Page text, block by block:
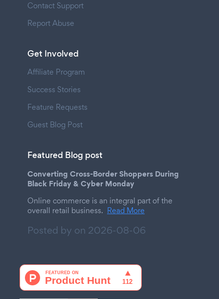
Contact Support
Report Abuse
Get Involved
Affiliate Program
Success Stories
Feature Requests
Guest Blog Post
Featured Blog post
Converting Cross-Border Shoppers During
Black Friday & Cyber Monday
Online commerce is an integral part of the
overall retail business. Read More
Posted by on 2026-08-06